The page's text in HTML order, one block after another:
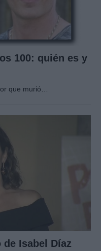
100: quién es y
que murió…
Isabel Díaz